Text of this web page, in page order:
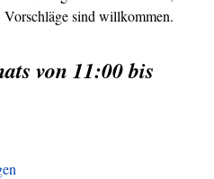
sind willkommen.
von 11:00 bis